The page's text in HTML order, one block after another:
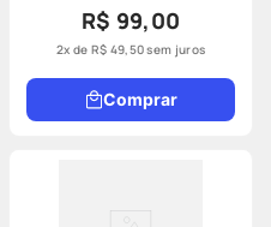
R$ 99,00
2x de R$ 49,50sem juros
Comprar